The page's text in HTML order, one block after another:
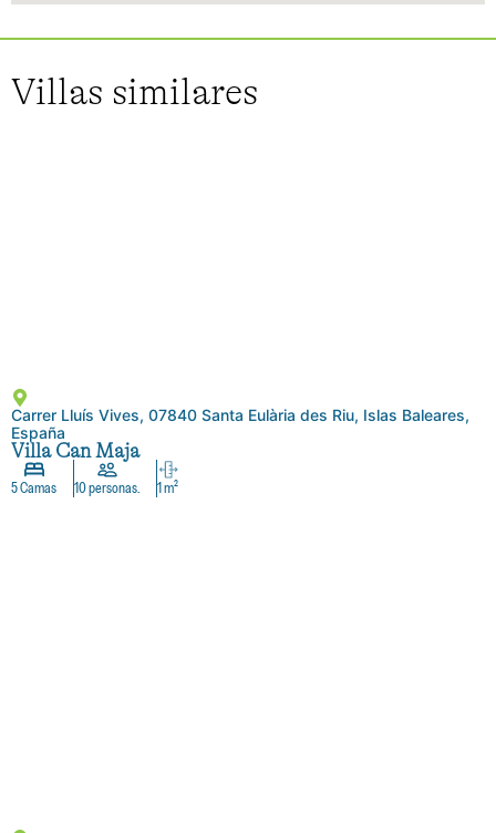
Villas similares
Carrer Lluís Vives, 07840 Santa Eulària des Riu, Islas Baleares,
España
Villa Can Maja
5 Camas 10 personas. 1 m²